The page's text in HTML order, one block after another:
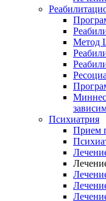
Метод
Психиатрия
Прием